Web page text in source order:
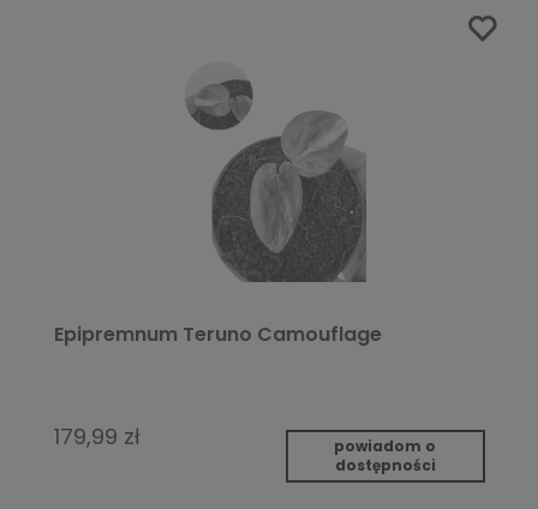
Epipremnum Teruno Camouflage
179,99 zł
powiadom o
dostępności